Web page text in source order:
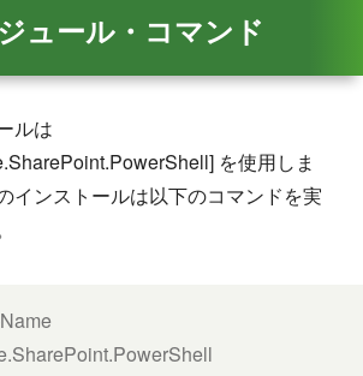
ュール・コマンド
ルは
を使用しま
インストールは以下のコマンドを実